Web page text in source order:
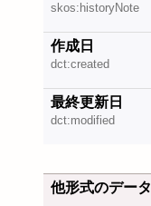
skos:historyNote
作成日
dct:created
最終更新日
dct:modified
他形式のデータ